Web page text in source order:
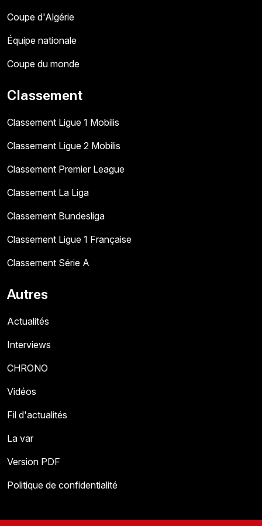
Coupe d'Algérie
Équipe nationale
Coupe du monde
Classement
Classement Ligue 1 Mobilis
Classement Ligue 2 Mobilis
Classement Premier League
Classement La Liga
Classement Bundesliga
Classement Ligue 1 Française
Classement Série A
Autres
Actualités
Interviews
CHRONO
Vidéos
Fil d'actualités
La var
Version PDF
Politique de confidentialité